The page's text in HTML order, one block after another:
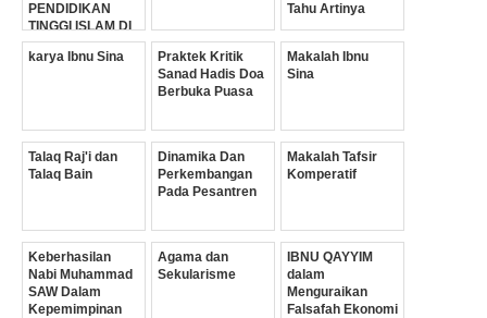
PENDIDIKAN
TINGGI ISLAM DI
INDONESIA
Tahu Artinya
karya Ibnu Sina
Praktek Kritik
Sanad Hadis Doa
Berbuka Puasa
Makalah Ibnu
Sina
Talaq Raj'i dan
Talaq Bain
Dinamika Dan
Perkembangan
Pada Pesantren
Makalah Tafsir
Komperatif
Keberhasilan
Nabi Muhammad
SAW Dalam
Kepemimpinan
Agama dan
Sekularisme
IBNU QAYYIM
dalam
Menguraikan
Falsafah Ekonomi